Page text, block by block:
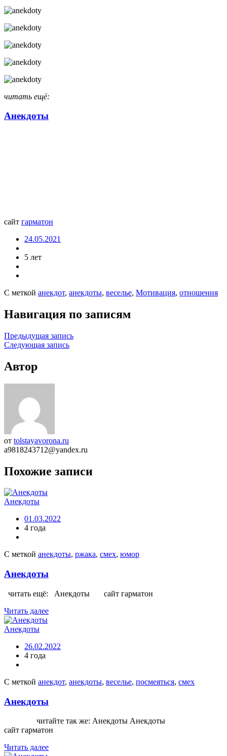
читать ещё:
Анекдоты
сайт гарматон
24.05.2021
5 лет
С меткой анекдот, анекдоты, веселье, Мотивация, отношения
Навигация по записям
Предыдущая запись
Следующая запись
Автор
от tolstayavorona.ru
a9818243712@yandex.ru
Похожие записи
Анекдоты
01.03.2022
4 года
С меткой анекдоты, ржака, смех, юмор
Анекдоты
читать ещё: Анекдоты сайт гарматон
Читать далее
Анекдоты
26.02.2022
4 года
С меткой анекдот, анекдоты, веселье, посмеяться, смех
Анекдоты
читайте так же: Анекдоты Анекдоты
сайт гарматон
Читать далее